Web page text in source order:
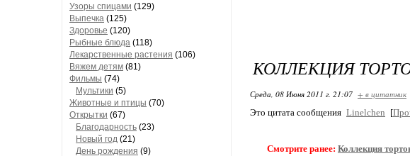
Узоры спицами (129)
Выпечка (125)
Здоровье (120)
Рыбные блюда (118)
Лекарственные растения (106)
Вяжем детям (81)
Фильмы (74)
Мультики (5)
Животные и птицы (70)
Открытки (67)
Благодарность (23)
Новый год (21)
День рождения (9)
КОЛЛЕКЦИЯ
Среда, 08 Июня 2011 г. 21:07 + в цитатник
Это цитата сообщения Linelchen [
Смотрите ранее: Коллекция